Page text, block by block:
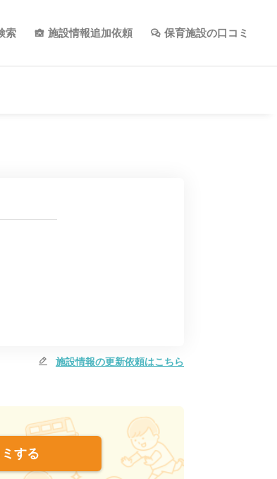
索 施設情報追加依頼 保育施設の口コミ
施設情報の更新依頼はこちら
する